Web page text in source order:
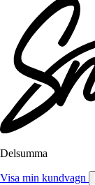
Delsumma
Visa min kundvagn